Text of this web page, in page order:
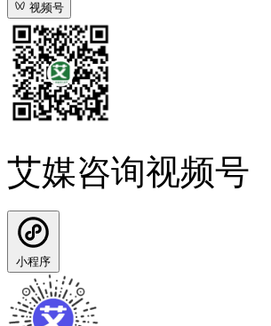
视频号
艾媒咨询视频号
小程序